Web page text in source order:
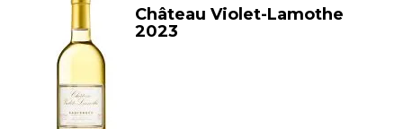
Château Violet-Lamothe
2023